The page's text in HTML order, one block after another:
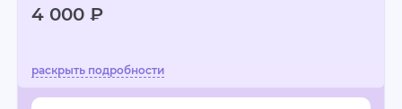
4 000 ₽